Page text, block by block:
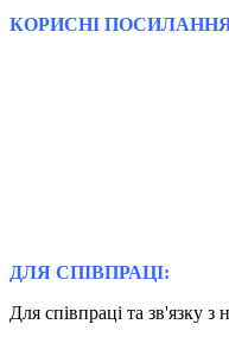
КОРИСНІ
ДЛЯ СПІВПРАЦІ:
Для співпраці та зв'язку